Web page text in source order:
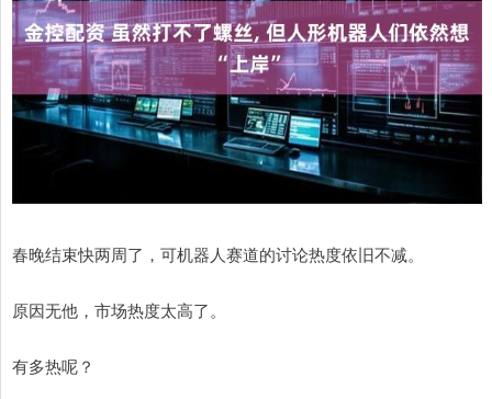
春晚结束快两周了，可机器人赛道的讨论热度依旧不减。
原因无他，市场热度太高了。
有多热呢？